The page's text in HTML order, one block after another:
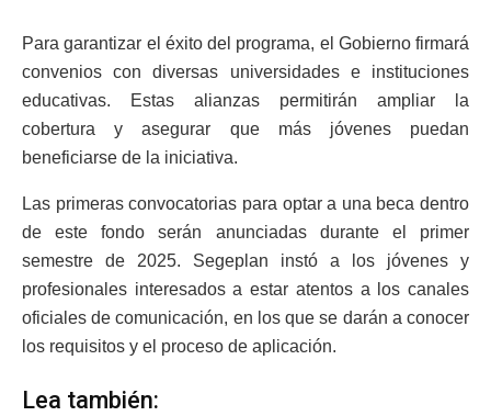
Para garantizar el éxito del programa, el Gobierno firmará
convenios con diversas universidades e instituciones
educativas. Estas alianzas permitirán ampliar la
cobertura y asegurar que más jóvenes puedan
beneficiarse de la iniciativa.
Las primeras convocatorias para optar a una beca dentro
de este fondo serán anunciadas durante el primer
semestre de 2025. Segeplan instó a los jóvenes y
profesionales interesados a estar atentos a los canales
oficiales de comunicación, en los que se darán a conocer
los requisitos y el proceso de aplicación.
Lea también: